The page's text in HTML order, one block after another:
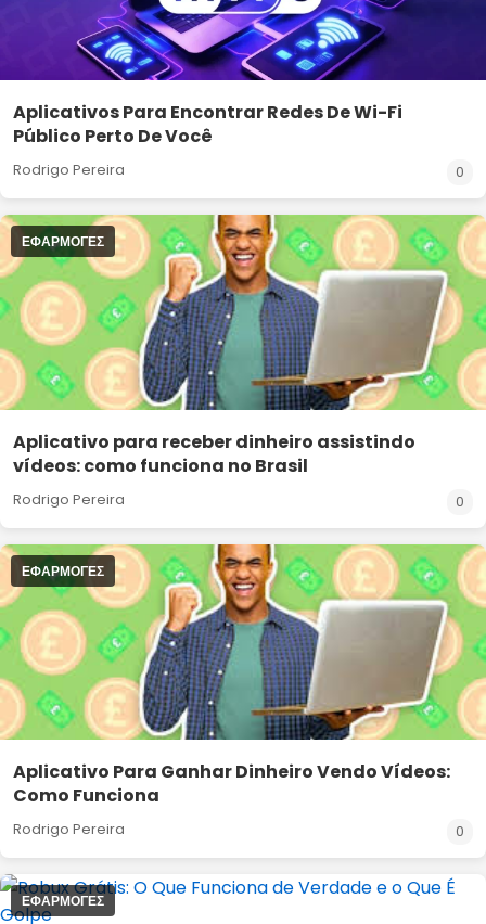
Aplicativos Para Encontrar Redes De Wi-Fi
Público Perto De Você
Rodrigo Pereira 0
ΕΦΑΡΜΟΓΈΣ
Aplicativo para receber dinheiro assistindo
vídeos: como funciona no Brasil
Rodrigo Pereira 0
ΕΦΑΡΜΟΓΈΣ
Aplicativo Para Ganhar Dinheiro Vendo Vídeos:
Como Funciona
Rodrigo Pereira 0
ΕΦΑΡΜΟΓΈΣ